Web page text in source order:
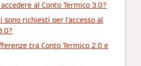
al Conto Termico 3.0?
sono richiesti per l'accesso al
tra Conto Termico 2.0 e